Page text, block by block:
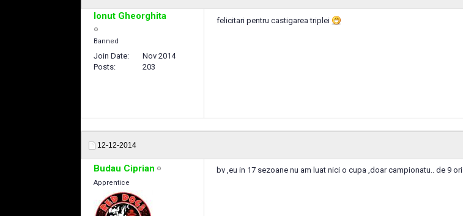
Ionut Gheorghita
Banned
Join Date
Nov 2014
Posts
203
felicitari pentru castigarea triplei
12-12-2014
Budau Ciprian
Apprentice
bv ,eu in 17 sezoane nu am luat nici o cupa ,doar campionatu.. de 9 ori